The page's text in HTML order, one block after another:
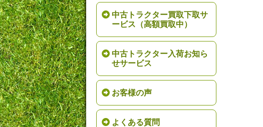
中古トラクター買取下取サ
ービス（高額買取中）
中古トラクター入荷お知ら
せサービス
お客様の声
よくある質問